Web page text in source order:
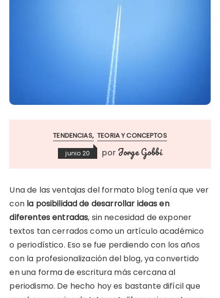
TENDENCIAS TEORIA Y CONCEPTOS
junio 20 por Jorge Gobbi
Una de las ventajas del formato blog tenía que ver
con la posibilidad de desarrollar ideas en
diferentes entradas, sin necesidad de exponer
textos tan cerrados como un artículo académico
o periodístico. Eso se fue perdiendo con los años
con la profesionalización del blog, ya convertido
en una forma de escritura más cercana al
periodismo. De hecho hoy es bastante difícil que